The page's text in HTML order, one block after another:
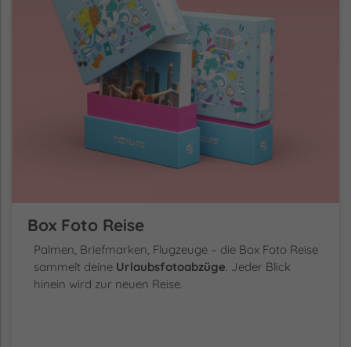
Box Foto Reise
Palmen, Briefmarken, Flugzeuge – die Box Foto Reise
sammelt deine Urlaubsfotoabzüge. Jeder Blick
hinein wird zur neuen Reise.